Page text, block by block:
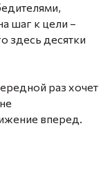
шаг к цели –
здесь десятки
раз хочет
вперед.